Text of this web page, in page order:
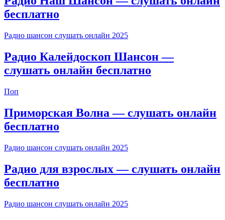
бесплатно
Радио шансон слушать онлайн 2025
Радио Калейдоскоп Шансон —
слушать онлайн бесплатно
Поп
Приморская Волна — слушать онлайн
бесплатно
Радио шансон слушать онлайн 2025
Радио для взрослых — слушать онлайн
бесплатно
Радио шансон слушать онлайн 2025